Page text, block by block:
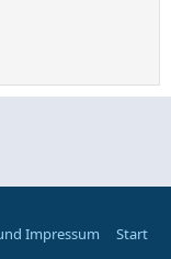
Impressum Start